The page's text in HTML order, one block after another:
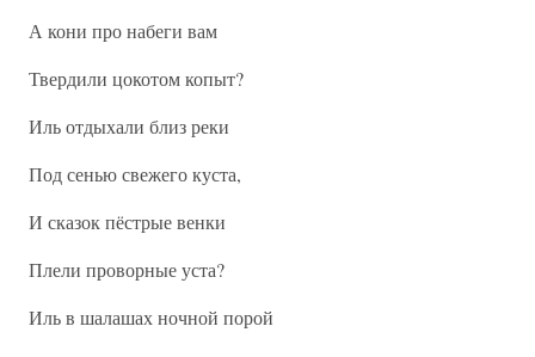
А кони про набеги вам
Твердили цокотом копыт?
Иль отдыхали близ реки
Под сенью свежего куста,
И сказок пёстрые венки
Плели проворные уста?
Иль в шалашах ночной порой